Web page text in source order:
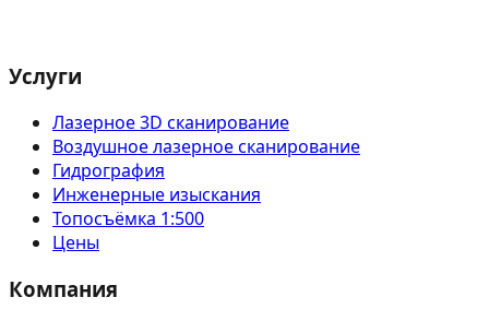
Услуги
Лазерное 3D сканирование
Воздушное лазерное сканирование
Гидрография
Инженерные изыскания
Топосъёмка 1:500
Цены
Компания